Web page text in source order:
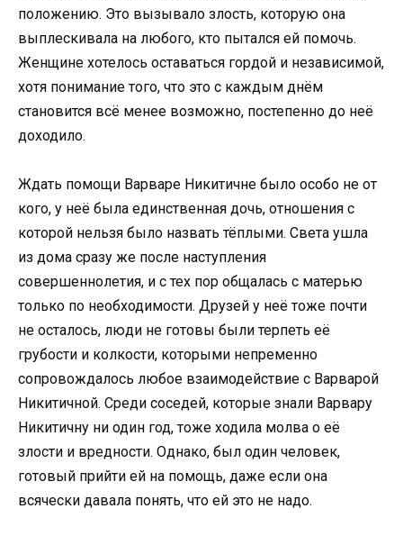
положению. Это вызывало злость, которую она
выплескивала на любого, кто пытался ей помочь.
Женщине хотелось оставаться гордой и независимой,
хотя понимание того, что это с каждым днём
становится всё менее возможно, постепенно до неё
доходило.
Ждать помощи Варваре Никитичне было особо не от
кого, у неё была единственная дочь, отношения с
которой нельзя было назвать тёплыми. Света ушла
из дома сразу же после наступления
совершеннолетия, и с тех пор общалась с матерью
только по необходимости. Друзей у неё тоже почти
не осталось, люди не готовы были терпеть её
грубости и колкости, которыми непременно
сопровождалось любое взаимодействие с Варварой
Никитичной. Среди соседей, которые знали Варвару
Никитичну ни один год, тоже ходила молва о её
злости и вредности. Однако, был один человек,
готовый прийти ей на помощь, даже если она
всячески давала понять, что ей это не надо.